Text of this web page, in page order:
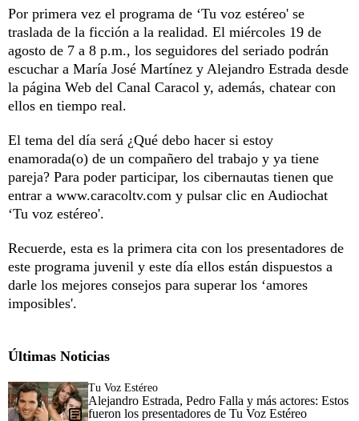
Por primera vez el programa de ‘Tu voz estéreo' se
traslada de la ficción a la realidad. El miércoles 19 de
agosto de 7 a 8 p.m., los seguidores del seriado podrán
escuchar a María José Martínez y Alejandro Estrada desde
la página Web del Canal Caracol y, además, chatear con
ellos en tiempo real.
El tema del día será ¿Qué debo hacer si estoy
enamorada(o) de un compañero del trabajo y ya tiene
pareja? Para poder participar, los cibernautas tienen que
entrar a www.caracoltv.com y pulsar clic en Audiochat
‘Tu voz estéreo'.
Recuerde, esta es la primera cita con los presentadores de
este programa juvenil y este día ellos están dispuestos a
darle los mejores consejos para superar los ‘amores
imposibles'.
Últimas Noticias
Tu Voz Estéreo
Alejandro Estrada, Pedro Falla y más actores: Estos
fueron los presentadores de Tu Voz Estéreo